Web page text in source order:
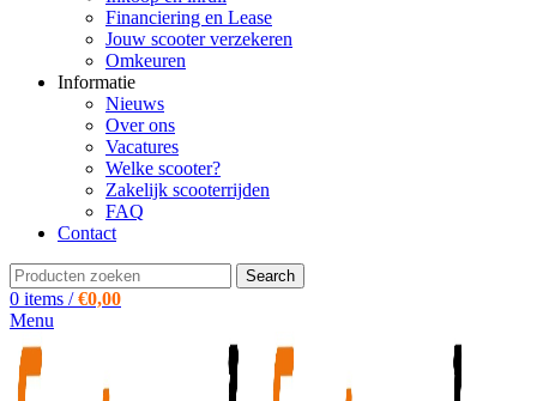
Financiering en Lease
Jouw scooter verzekeren
Omkeuren
Informatie
Nieuws
Over ons
Vacatures
Welke scooter?
Zakelijk scooterrijden
FAQ
Contact
Search
0 items / €0,00
Menu